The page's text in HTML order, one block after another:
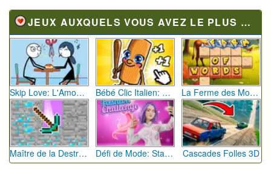
JEUX AUXQUELS VOUS AVEZ LE PLUS JOUÉ
Skip Love: L'Amour en Péril Bébé Clic Italien: La Folie des Petits Bambins La Ferme des Mots - Cultivez votre Vocabulaire
Maître de la Destruction: Fusion de Pioches Défi de Mode: Star du Podium Cascades Folles 3D